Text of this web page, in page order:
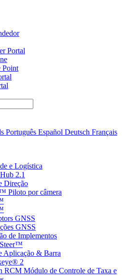
Portal
Point
Português Español Deutsch Français
e Logística
2.1
Direção
Piloto por câmera
GNSS
GNSS
de Implementos
Aplicação & Barra
2
RCM Módulo de Controle de Taxa e